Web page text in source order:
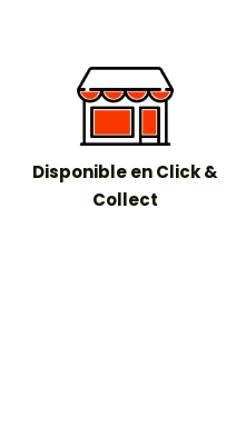
Disponible en Click &
Collect